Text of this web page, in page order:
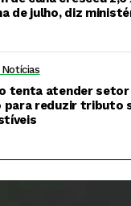
de julho, diz
tenta atender
para reduzir tributo